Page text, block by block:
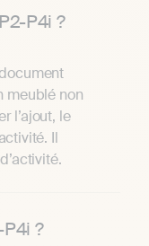
P4i ?
meublé non
l’ajout, le
Il
?